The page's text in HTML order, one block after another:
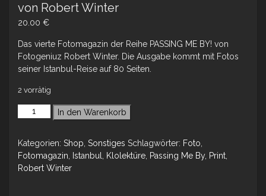
von Robert Winter
20.00 €
Das vierte Fotomagazin der Reihe PASSING ME BY! von
Fotogeniuz Robert Winter. Die Ausgabe kommt mit Fotos
seiner Istanbul-Reise auf 80 Seiten.
2 vorrätig
In den Warenkorb
Kategorien: Shop Sonstiges Schlagwörter: Foto
Fotomagazin
Istanbul Klolektüre Passing Me By, Print
Robert Winter